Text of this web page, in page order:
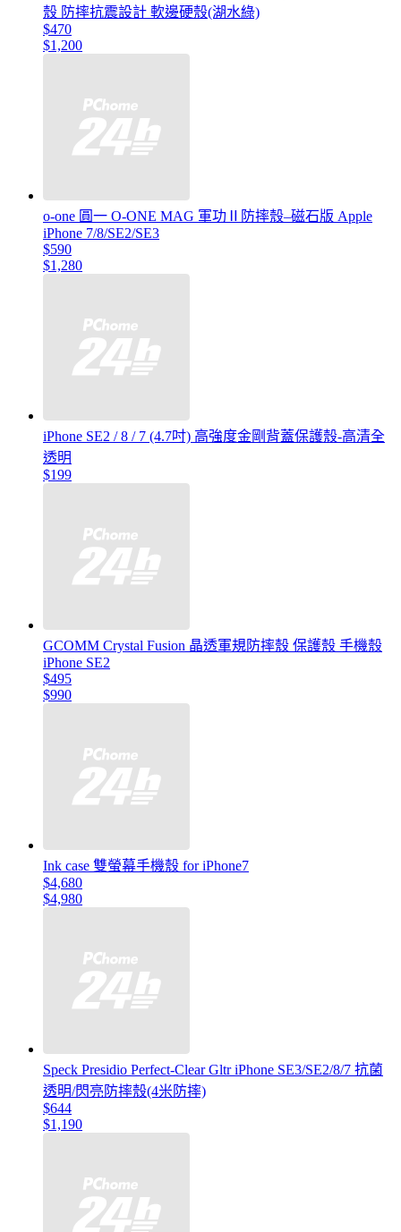
殼 防摔抗震設計 軟邊硬殼(湖水綠)
$470
$1,200
o-one 圓一 O-ONE MAG 軍功Ⅱ防摔殼–磁石版 Apple
iPhone 7/8/SE2/SE3
$590
$1,280
iPhone SE2 / 8 / 7 (4.7吋) 高強度金剛背蓋保護殼-高清全
透明
$199
GCOMM Crystal Fusion 晶透軍規防摔殼 保護殼 手機殼
iPhone SE2
$495
$990
Ink case 雙螢幕手機殼 for iPhone7
$4,680
$4,980
Speck Presidio Perfect-Clear Gltr iPhone SE3/SE2/8/7 抗菌
透明/閃亮防摔殼(4米防摔)
$644
$1,190